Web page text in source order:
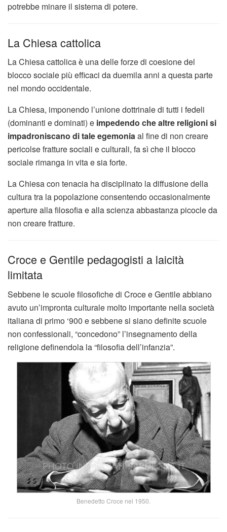
potrebbe minare il sistema di potere.
La Chiesa cattolica
La Chiesa cattolica è una delle forze di coesione del
blocco sociale più efficaci da duemila anni a questa parte
nel mondo occidentale.
La Chiesa, imponendo l’unione dottrinale di tutti i fedeli
(dominanti e dominati) e impedendo che altre religioni si
impadroniscano di tale egemoniaal fine di non creare
pericolse fratture sociali e culturali, fa sì che il blocco
sociale rimanga in vita e sia forte.
La Chiesa con tenacia ha disciplinato la diffusione della
cultura tra la popolazione consentendo occasionalmente
aperture alla filosofia e alla scienza abbastanza picocle da
non creare fratture.
Croce e Gentile pedagogisti a laicità
limitata
Sebbene le scuole filosofiche di Croce e Gentile abbiano
avuto un’impronta culturale molto importante nella società
italiana di primo ‘900 e sebbene si siano definite scuole
non confessionali, “concedono” l’insegnamento della
religione definendola la “filosofia dell’infanzia”.
Benedetto Croce nel 1950.